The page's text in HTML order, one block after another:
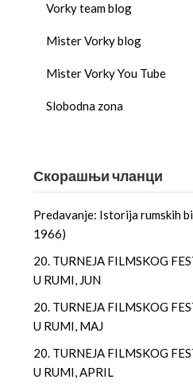
Vorky team blog
Mister Vorky blog
Mister Vorky You Tube
Slobodna zona
Скорашњи чланци
Predavanje: Istorija rumskih
1966)
20. TURNEJA FILMSKOG
U RUMI, JUN
20. TURNEJA FILMSKOG
U RUMI, MAJ
20. TURNEJA FILMSKOG
U RUMI, APRIL